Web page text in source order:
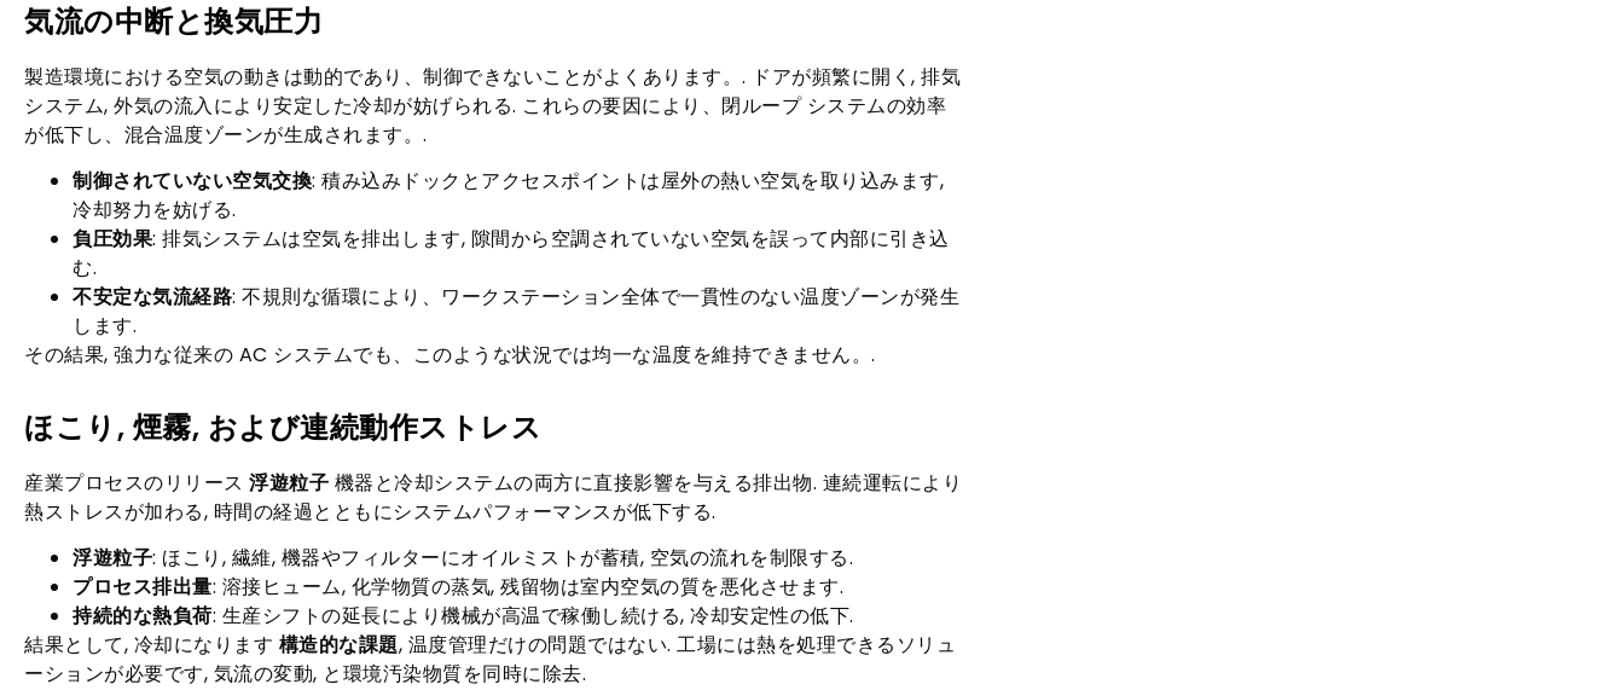
気流の中断と換気圧力
製造環境における空気の動きは動的であり、制御できないことがよくあります。. ドアが頻繁に開く, 排気
システム, 外気の流入により安定した冷却が妨げられる. これらの要因により、閉ループ システムの効率
が低下し、混合温度ゾーンが生成されます。.
制御されていない空気交換: 積み込みドックとアクセスポイントは屋外の熱い空気を取り込みます,
冷却努力を妨げる.
負圧効果: 排気システムは空気を排出します, 隙間から空調されていない空気を誤って内部に引き込
む.
不安定な気流経路: 不規則な循環により、ワークステーション全体で一貫性のない温度ゾーンが発生
します.
その結果, 強力な従来の AC システムでも、このような状況では均一な温度を維持できません。.
ほこり, 煙霧, および連続動作ストレス
産業プロセスのリリース 浮遊粒子 機器と冷却システムの両方に直接影響を与える排出物. 連続運転により
熱ストレスが加わる, 時間の経過とともにシステムパフォーマンスが低下する.
浮遊粒子: ほこり, 繊維, 機器やフィルターにオイルミストが蓄積, 空気の流れを制限する.
プロセス排出量: 溶接ヒューム, 化学物質の蒸気, 残留物は室内空気の質を悪化させます.
持続的な熱負荷: 生産シフトの延長により機械が高温で稼働し続ける, 冷却安定性の低下.
結果として, 冷却になります 構造的な課題, 温度管理だけの問題ではない. 工場には熱を処理できるソリュ
ーションが必要です, 気流の変動, と環境汚染物質を同時に除去.